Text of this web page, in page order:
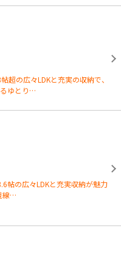
超の広々LDKと充実の収納で、
ゆとり…
の広々LDKと充実収納が魅力
線…